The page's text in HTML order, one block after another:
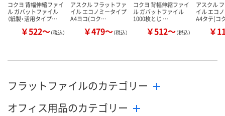
コクヨ 背幅伸縮ファイ
ル ガバットファイル
（紙製・活用タイプ…
￥522～（税込）
アスクル フラットファ
イル エコノミータイプ
A4ヨコ(コク…
￥479～（税込）
コクヨ 背幅伸縮ファイ
ル ガバットファイル
1000枚とじ …
￥512～（税込）
アスクル
イル エコ
A4タテ(コ
￥
フラットファイルのカテゴリー
オフィス用品のカテゴリー